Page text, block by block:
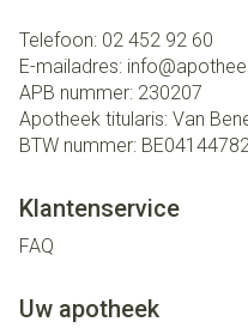
Telefoon: 02 452 92 60
E-mailadres: info@
APB nummer: 230207
Apotheek titularis: Van
BTW nummer:
Klantenservice
FAQ
Uw apotheek